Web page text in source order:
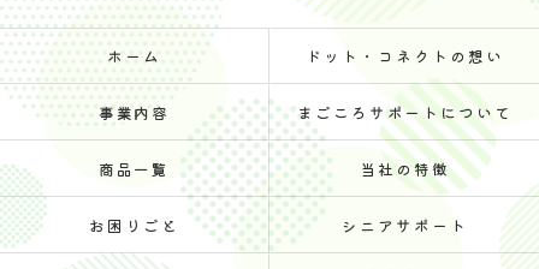
ホーム ドット・コネクトの想い
事業内容 まごころサポートについて
商品一覧 当社の特徴
お困りごと シニアサポート